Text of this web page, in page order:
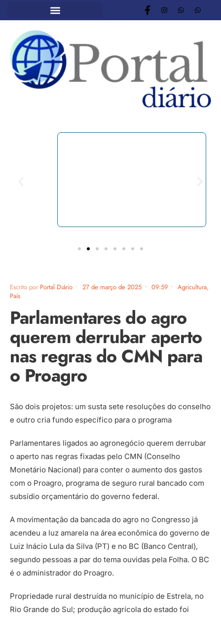
Escrito por Portal Diário • 27 de março de 2025 • 09:59 • Agricultura,
País
Parlamentares do agro
querem derrubar aperto
nas regras do CMN para
o Proagro
São dois projetos: um susta sete resoluções do conselho
e outro cria fundo específico para o programa
Parlamentares ligados ao agronegócio querem derrubar
o aperto nas regras fixadas pelo CMN (Conselho
Monetário Nacional) para conter o aumento dos gastos
com o Proagro, programa de seguro rural bancado com
subsídio orçamentário do governo federal.
A movimentação da bancada do agro no Congresso já
acendeu a luz amarela na área econômica do governo de
Luiz Inácio Lula da Silva (PT) e no BC (Banco Central),
segundo pessoas a par do tema ouvidas pela Folha. O BC
é o administrador do Proagro.
Propriedade rural destruída no município de Estrela, no
Rio Grande do Sul; produção agrícola do estado foi